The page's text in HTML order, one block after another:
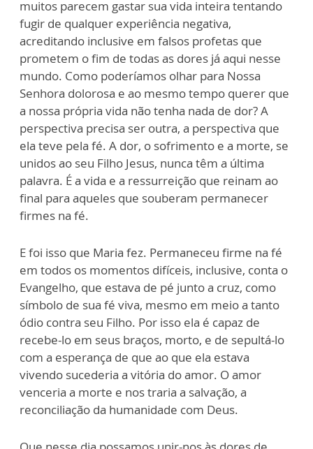
muitos parecem gastar sua vida inteira tentando
fugir de qualquer experiência negativa,
acreditando inclusive em falsos profetas que
prometem o fim de todas as dores já aqui nesse
mundo. Como poderíamos olhar para Nossa
Senhora dolorosa e ao mesmo tempo querer que
a nossa própria vida não tenha nada de dor? A
perspectiva precisa ser outra, a perspectiva que
ela teve pela fé. A dor, o sofrimento e a morte, se
unidos ao seu Filho Jesus, nunca têm a última
palavra. É a vida e a ressurreição que reinam ao
final para aqueles que souberam permanecer
firmes na fé.
E foi isso que Maria fez. Permaneceu firme na fé
em todos os momentos difíceis, inclusive, conta o
Evangelho, que estava de pé junto a cruz, como
símbolo de sua fé viva, mesmo em meio a tanto
ódio contra seu Filho. Por isso ela é capaz de
recebe-lo em seus braços, morto, e de sepultá-lo
com a esperança de que ao que ela estava
vivendo sucederia a vitória do amor. O amor
venceria a morte e nos traria a salvação, a
reconciliação da humanidade com Deus.